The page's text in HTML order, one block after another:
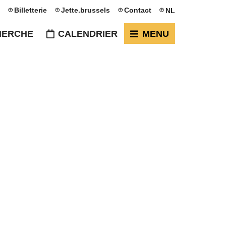
Billetterie Jette.brussels Contact NL
CALENDRIER MENU